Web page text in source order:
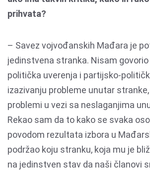
prihvata?
– Savez vojvođanskih Mađara je
jedinstvena stranka. Nisam
politička uverenja i partijsko-
izazivanju probleme unutar
problemi u vezi sa neslaganjima
Rekao sam da to kako se svaka
povodom rezultata izbora u
podržao koju stranku, koja mu je
na jedinstven stav da naši članovi